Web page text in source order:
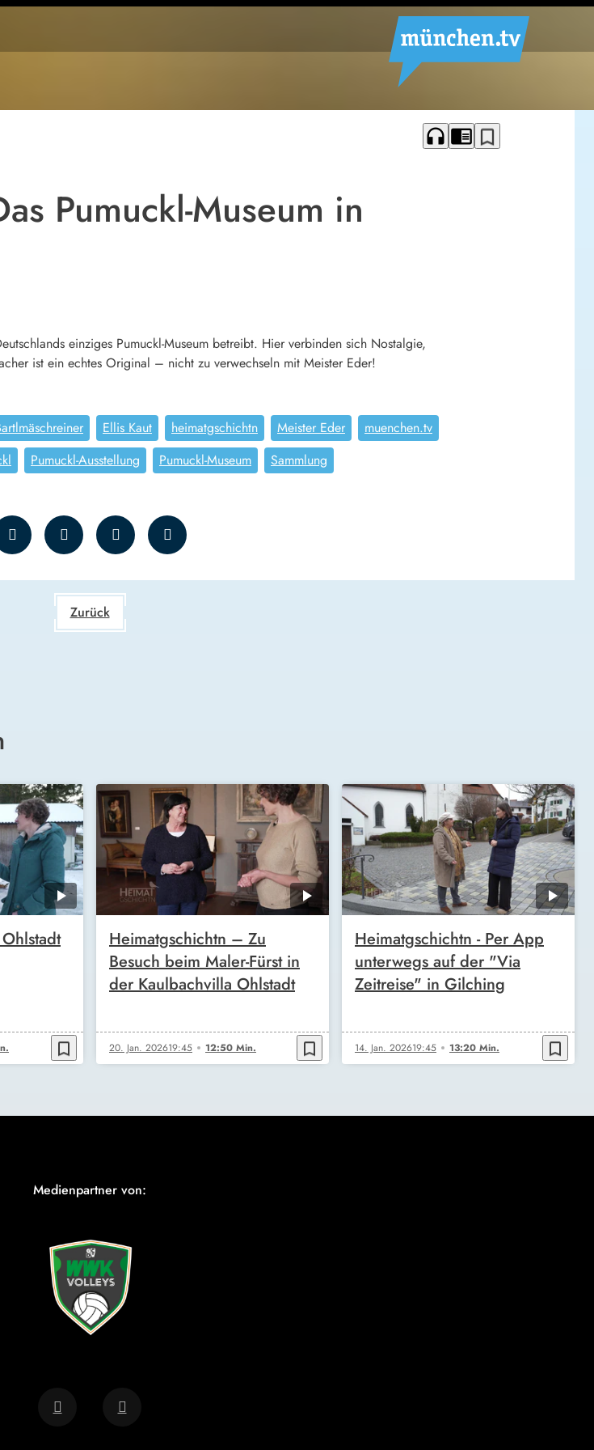
headphones chrome_reader_mode bookmark_border
Pumuckl-Museum in
einziges Pumuckl-Museum betreibt. Hier verbinden sich Nostalgie,
ist ein echtes Original – nicht zu verwechseln mit Meister Eder!
Ellis Kaut heimatgschichtn Meister Eder
muenchen.tv
Pumuckl-Ausstellung Pumuckl-Museum Sammlung
Zurück
bookmark_border
Heimatgschichtn – Zu
Besuch beim Maler-Fürst in
der Kaulbachvilla Ohlstadt
20. Jan. 202619:45 12:50 Min. bookmark_border
Heimatgschichtn - Per App
unterwegs auf der "Via
Zeitreise" in Gilching
14. Jan. 202619:45 13:20 Min. bookmark_border
Medienpartner von: